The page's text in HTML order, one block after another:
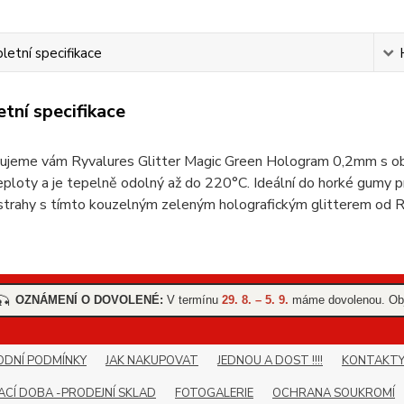
specifikace
specifikace
vám Ryvalures Glitter Magic Green Hologram 0,2mm s
a je tepelně odolný až do 220°C. Ideální do horké gumy
s tímto kouzelným zeleným holografickým glitterem od
OZNÁMENÍ O DOVOLENÉ: V termínu29. 8. – 5. 9. máme dovolenou.
PODMÍNKY JAK NAKUPOVAT JEDNOU A DOST !!!!
KONTAKTY
DOBA -PRODEJNÍ SKLAD
FOTOGALERIE OCHRANA SOUKROMÍ